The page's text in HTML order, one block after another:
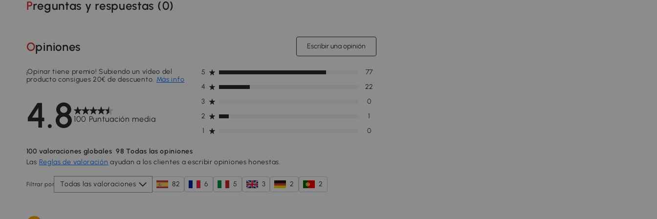
Preguntas y respuestas (0)
Opiniones Escribir una opinión
4.8 100 Puntuación media
¡Opinar tiene premio! Subiendo un vídeo del
producto consigues 20€ de descuento. Más info
1 0
2 1
3 0
4 22
5 77
100 valoraciones globales 98 Todas las opiniones
Las Reglas de valoración ayudan a los clientes a escribir opiniones honestas.
Filtrar por Todas las valoraciones 82 6 5 3 2 2